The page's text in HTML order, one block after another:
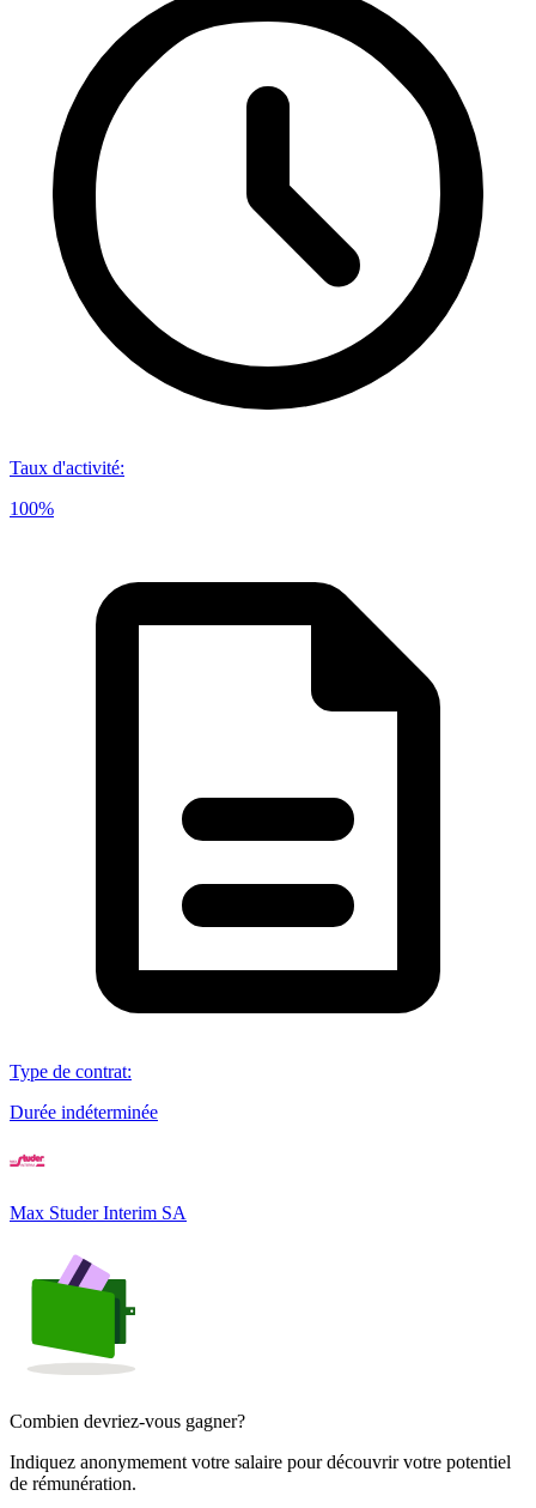
Taux d'activité:
100%
Type de contrat:
Durée indéterminée
Max Studer Interim SA
Combien devriez-vous gagner?
Indiquez anonymement votre salaire pour découvrir votre potentiel
de rémunération.